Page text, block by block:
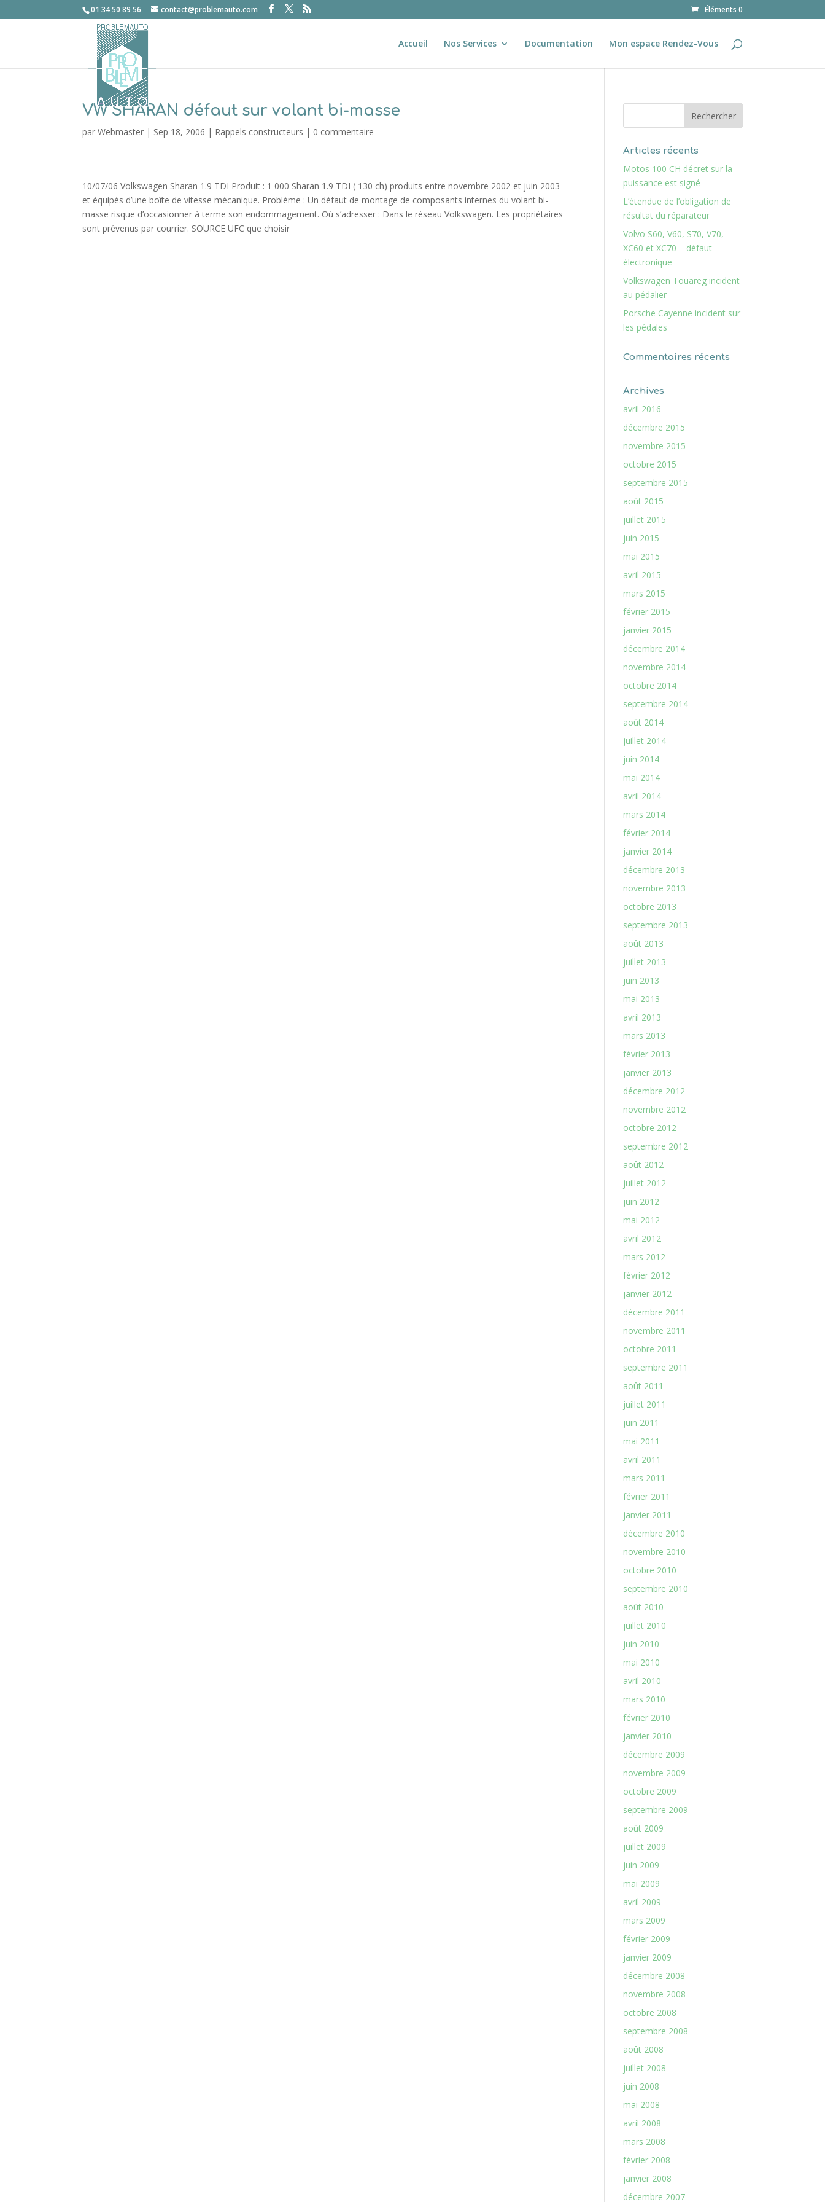
01 34 50 89 56 contact@problemauto.com Éléments 0
Accueil Nos Services Documentation Mon espace Rendez-Vous
VW SHARAN défaut sur volant bi-masse
parWebmaster | Sep 18, 2006 | Rappels constructeurs | 0 commentaire
10/07/06 Volkswagen Sharan 1.9 TDI Produit : 1 000 Sharan 1.9 TDI ( 130 ch) produits entre novembre 2002 et juin 2003
et équipés d’une boîte de vitesse mécanique. Problème : Un défaut de montage de composants internes du volant bi-
masse risque d’occasionner à terme son endommagement. Où s’adresser : Dans le réseau Volkswagen. Les propriétaires
sont prévenus par courrier. SOURCE UFC que choisir
Articles récents
Motos 100 CH décret sur la
puissance est signé
L’étendue de l’obligation de
résultat du réparateur
Volvo S60, V60, S70, V70,
XC60 et XC70 – défaut
électronique
Volkswagen Touareg incident
au pédalier
Porsche Cayenne incident sur
les pédales
Commentaires récents
Archives
avril 2016
décembre 2015
novembre 2015
octobre 2015
septembre 2015
août 2015
juillet 2015
juin 2015
mai 2015
avril 2015
mars 2015
février 2015
janvier 2015
décembre 2014
novembre 2014
octobre 2014
septembre 2014
août 2014
juillet 2014
juin 2014
mai 2014
avril 2014
mars 2014
février 2014
janvier 2014
décembre 2013
novembre 2013
octobre 2013
septembre 2013
août 2013
juillet 2013
juin 2013
mai 2013
avril 2013
mars 2013
février 2013
janvier 2013
décembre 2012
novembre 2012
octobre 2012
septembre 2012
août 2012
juillet 2012
juin 2012
mai 2012
avril 2012
mars 2012
février 2012
janvier 2012
décembre 2011
novembre 2011
octobre 2011
septembre 2011
août 2011
juillet 2011
juin 2011
mai 2011
avril 2011
mars 2011
février 2011
janvier 2011
décembre 2010
novembre 2010
octobre 2010
septembre 2010
août 2010
juillet 2010
juin 2010
mai 2010
avril 2010
mars 2010
février 2010
janvier 2010
décembre 2009
novembre 2009
octobre 2009
septembre 2009
août 2009
juillet 2009
juin 2009
mai 2009
avril 2009
mars 2009
février 2009
janvier 2009
décembre 2008
novembre 2008
octobre 2008
septembre 2008
août 2008
juillet 2008
juin 2008
mai 2008
avril 2008
mars 2008
février 2008
janvier 2008
décembre 2007